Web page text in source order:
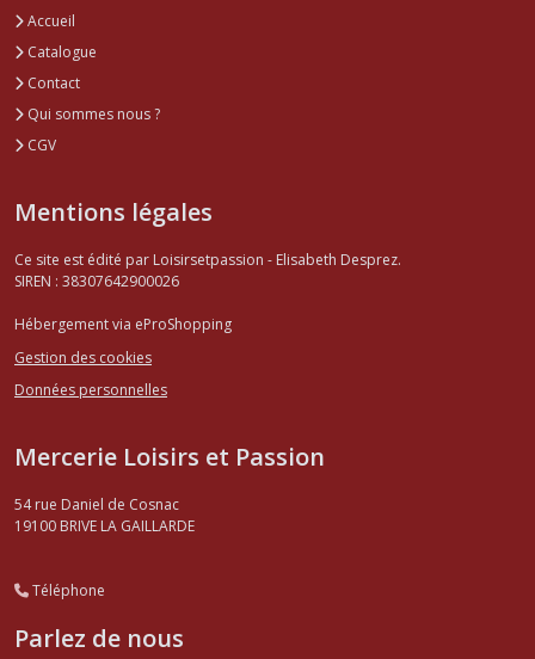
Accueil
Catalogue
Contact
Qui sommes nous ?
CGV
Mentions légales
Ce site est édité par Loisirsetpassion - Elisabeth Desprez.
SIREN : 38307642900026
Hébergement via eProShopping
Gestion des cookies
Données personnelles
Mercerie Loisirs et Passion
54 rue Daniel de Cosnac
19100 BRIVE LA GAILLARDE
Téléphone
Parlez de nous